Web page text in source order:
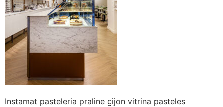
Instamat pasteleria praline gijon vitrina pasteles